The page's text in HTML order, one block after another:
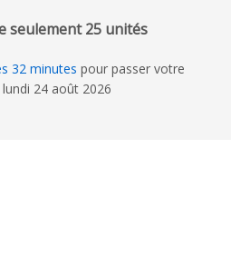
seulement 25 unités
32 minutes pour passer votre
24 août 2026